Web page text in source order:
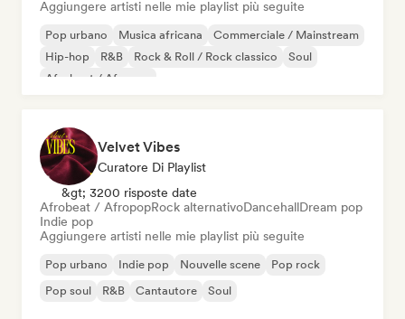
Aggiungere artisti nelle mie playlist più seguite
Pop urbano Musica africana
Commerciale / Mainstream
Hip-hop
R&B Rock & Roll / Rock classico
Soul
Afrobeat / Afropop
Velvet Vibes
Curatore Di Playlist
&gt; 3200 risposte date
Afrobeat / AfropopRock alternativoDancehallDream pop
Indie pop
Aggiungere artisti nelle mie playlist più seguite
Pop urbano Indie pop Nouvelle scene
Pop rock
Pop soul
R&B Cantautore Soul